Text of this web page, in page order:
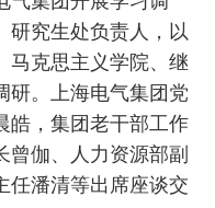
研究生处负责人，以
马克思主义学院、继
研。上海电气集团党
皓，集团老干部工作
曾伽、人力资源部副
任潘清等出席座谈交